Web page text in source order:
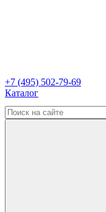
+7 (495) 502-79-69
Каталог